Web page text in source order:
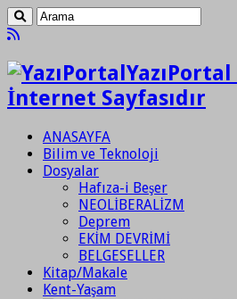
YazıPortal
İnternet Sayfasıdır
ANASAYFA
Bilim ve Teknoloji
Dosyalar
Hafıza-i Beşer
NEOLİBERALİZM
Deprem
EKİM DEVRİMİ
BELGESELLER
Kitap/Makale
Kent-Yaşam